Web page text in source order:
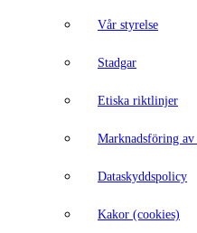
Vår styrelse
Stadgar
Etiska riktlinjer
Marknadsföring
Dataskyddspolicy
Kakor (cookies)